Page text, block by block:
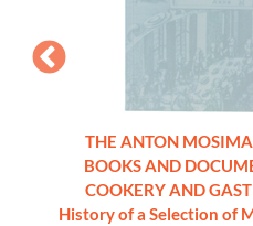
THE ANTON
BOOKS AND
COOKERY AND
History of a Selection of